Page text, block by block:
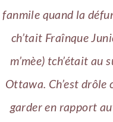
fanmile quand la
ch’tait Fraînque
m’mèe) tch’était au
Ottawa. Ch’est drôle
garder en rapport